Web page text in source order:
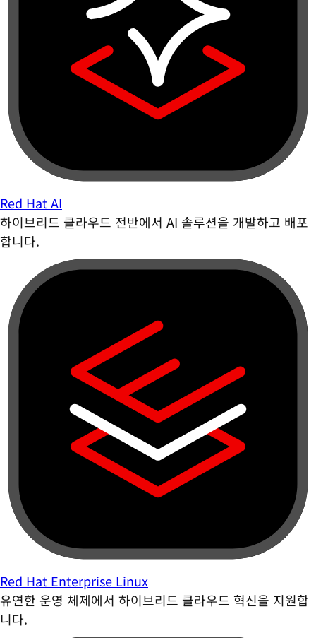
Red Hat AI
하이브리드 클라우드 전반에서 AI 솔루션을 개발하고 배포
합니다.
Red Hat Enterprise Linux
유연한 운영 체제에서 하이브리드 클라우드 혁신을 지원합
니다.